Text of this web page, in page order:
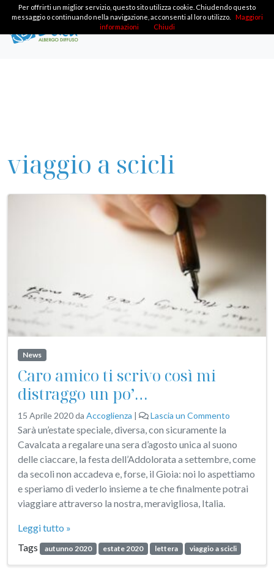
viaggio a scicli
News
Caro amico ti scrivo così mi
distraggo un po’…
15 Aprile 2020da Accoglienza | Lascia un Commento
Sarà un’estate speciale, diversa, con sicuramente la
Cavalcata a regalare una sera d’agosto unica al suono
delle ciaccare, la festa dell’Addolorata a settembre, come
da secoli non accadeva e, forse, il Gioia: noi lo aspettiamo
e speriamo di vederlo insieme a te che finalmente potrai
viaggiare attraverso la nostra, meravigliosa, Italia.
Leggi tutto »
Tags
autunno 2020 estate 2020 lettera viaggio a scicli
Per offrirti un miglior servizio, questo sito utilizza cookie. Chiudendo questo
messaggio o continuando nella navigazione, acconsenti al loro utilizzo.
Maggiori
informazioni
Chiudi